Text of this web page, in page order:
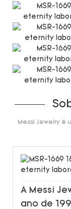
Messi Jewelry é
A Messi
ano de